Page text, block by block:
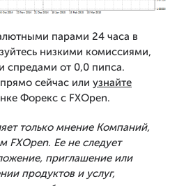
парами 24 часа в
низкими комиссиями,
спредами от 0,0 пипса.
сейчас или узнайте
Форекс с FXOpen.
только мнение Компаний,
Ее не следует
приглашение или
продуктов и услуг,